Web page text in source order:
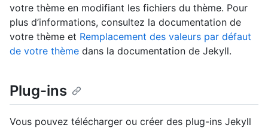
votre thème en modifiant les fichiers du thème. Pour
plus d’informations, consultez la documentation de
votre thème et Remplacement des valeurs par défaut
de votre thème dans la documentation de Jekyll.
Plug-ins
Vous pouvez télécharger ou créer des plug-ins Jekyll